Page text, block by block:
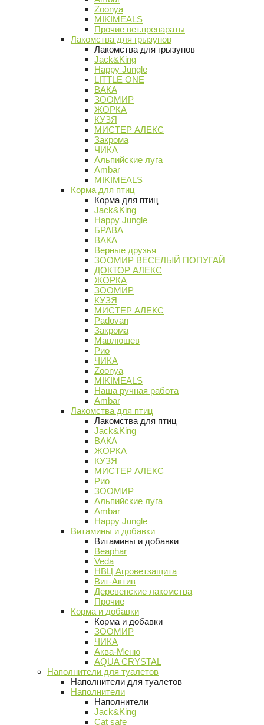
Zoonya
MIKIMEALS
Прочие вет.препараты
Лакомства для грызунов
Лакомства для грызунов
Jack&King
Happy Jungle
LITTLE ONE
ВАКА
ЗООМИР
ЖОРКА
КУЗЯ
МИСТЕР АЛЕКС
Закрома
ЧИКА
Альпийские луга
Ambar
MIKIMEALS
Корма для птиц
Корма для птиц
Jack&King
Happy Jungle
БРАВА
ВАКА
Верные друзья
ЗООМИР ВЕСЕЛЫЙ ПОПУГАЙ
ДОКТОР АЛЕКС
ЖОРКА
ЗООМИР
КУЗЯ
МИСТЕР АЛЕКС
Padovan
Закрома
Мавлюшев
Рио
ЧИКА
Zoonya
MIKIMEALS
Наша ручная работа
Ambar
Лакомства для птиц
Лакомства для птиц
Jack&King
ВАКА
ЖОРКА
КУЗЯ
МИСТЕР АЛЕКС
Рио
ЗООМИР
Альпийские луга
Ambar
Happy Jungle
Витамины и добавки
Витамины и добавки
Beaphar
Veda
НВЦ Агроветзащита
Вит-Актив
Деревенские лакомства
Прочие
Корма и добавки
Корма и добавки
ЗООМИР
ЧИКА
Аква-Меню
AQUA CRYSTAL
Наполнители для туалетов
Наполнители для туалетов
Наполнители
Наполнители
Jack&King
Cat safe